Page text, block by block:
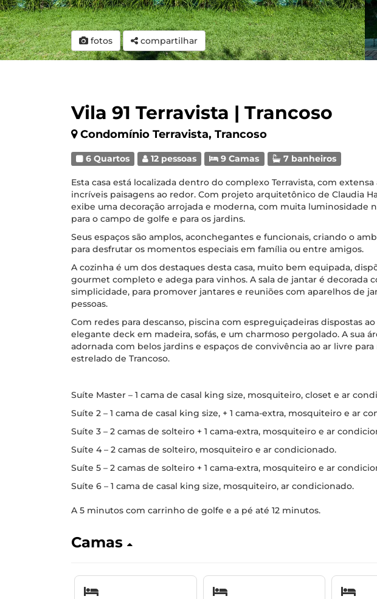
fotos compartilhar
Vila 91 Terravista | Trancoso
Condomínio Terravista, Trancoso
6 Quartos 12 pessoas 9 Camas 7 banheiros
Esta casa está localizada dentro do complexo Terravista, com extensa
incríveis paisagens ao redor. Com projeto arquitetônico de Claudia
exibe uma decoração arrojada e moderna, com muita luminosidade
para o campo de golfe e para os jardins.
Seus espaços são amplos, aconchegantes e funcionais, criando o
para desfrutar os momentos especiais em família ou entre amigos.
A cozinha é um dos destaques desta casa, muito bem equipada,
gourmet completo e adega para vinhos. A sala de jantar é decorada
simplicidade, para promover jantares e reuniões com aparelhos de
pessoas.
Com redes para descanso, piscina com espreguiçadeiras dispostas
elegante deck em madeira, sofás, e um charmoso pergolado. A sua
adornada com belos jardins e espaços de convivência ao ar livre para
estrelado de Trancoso.
Suíte Master – 1 cama de casal king size, mosquiteiro, closet e ar
Suíte 2 – 1 cama de casal king size, + 1 cama-extra, mosquiteiro e ar
Suíte 3 – 2 camas de solteiro + 1 cama-extra, mosquiteiro e ar
Suíte 4 – 2 camas de solteiro, mosquiteiro e ar condicionado.
Suíte 5 – 2 camas de solteiro + 1 cama-extra, mosquiteiro e ar
Suíte 6 – 1 cama de casal king size, mosquiteiro, ar condicionado.
A 5 minutos com carrinho de golfe e a pé até 12 minutos.
Camas